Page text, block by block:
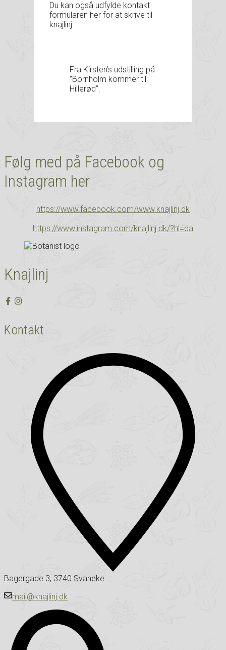
Du kan også udfylde kontakt
formularen her for at skrive til
knajlinj.
Fra Kirsten’s udstilling på
“Bornholm kommer til
Hillerød”.
Følg med på Facebook og
Instagram her
https://www.facebook.com/www.knajlinj.dk
https://www.instagram.com/knajlinj.dk/?hl=da
Knajlinj
Kontakt
Bagergade 3, 3740 Svaneke
mail@knajlinj.dk